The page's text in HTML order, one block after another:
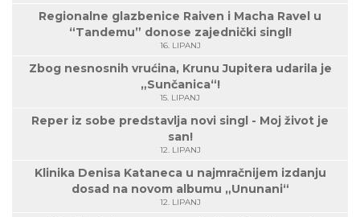
Regionalne glazbenice Raiven i Macha Ravel u
“Tandemu” donose zajednički singl!
16. LIPANJ
Zbog nesnosnih vrućina, Krunu Jupitera udarila je
„Sunčanica“!
15. LIPANJ
Reper iz sobe predstavlja novi singl - Moj život je
san!
12. LIPANJ
Klinika Denisa Kataneca u najmračnijem izdanju
dosad na novom albumu „Ununani“
12. LIPANJ